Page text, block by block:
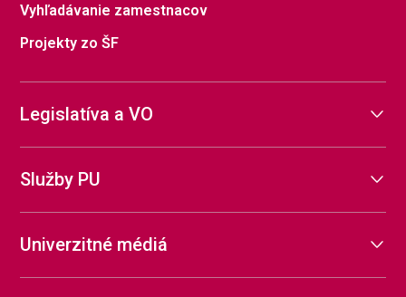
Vyhľadávanie zamestnacov
Projekty zo ŠF
Legislatíva a VO
Služby PU
Univerzitné médiá